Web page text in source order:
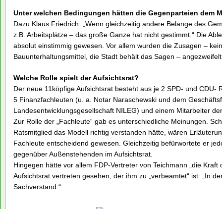
Unter welchen Bedingungen hätten die Gegenparteien dem
Dazu Klaus Friedrich: „Wenn gleichzeitig andere Belange des
z.B. Arbeitsplätze – das große Ganze hat nicht gestimmt.“ Die
absolut einstimmig gewesen. Vor allem wurden die Zusagen –
Bauunterhaltungsmittel, die Stadt behält das Sagen –
Welche Rolle spielt der Aufsichtsrat?
Der neue 11köpfige Aufsichtsrat besteht aus je 2 SPD- und CDU-
5 Finanzfachleuten (u. a. Notar Naraschewski und dem
Landesentwicklungsgesellschaft NILEG) und einem Mitarbeiter
Zur Rolle der „Fachleute“ gab es unterschiedliche Meinungen.
Ratsmitglied das Modell richtig verstanden hätte, wären
Fachleute entscheidend gewesen. Gleichzeitig befürwortete er
gegenüber Außenstehenden im Aufsichtsrat.
Hingegen hätte vor allem FDP-Vertreter von Teichmann „die
Aufsichtsrat vertreten gesehen, der ihm zu „verbeamtet“ ist: „In
Sachverstand.“